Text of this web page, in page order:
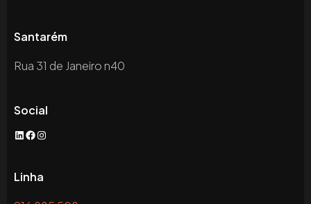
Santarém
Rua 31 de Janeiro n40
Social
LinkedIn
Facebook
Instagram
Linha